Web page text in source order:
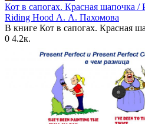
Кот в сапогах. Красная шапочка /
Riding Hood А. А. Пахомова
В книге Кот в сапогах. Красная
0 4.2к.